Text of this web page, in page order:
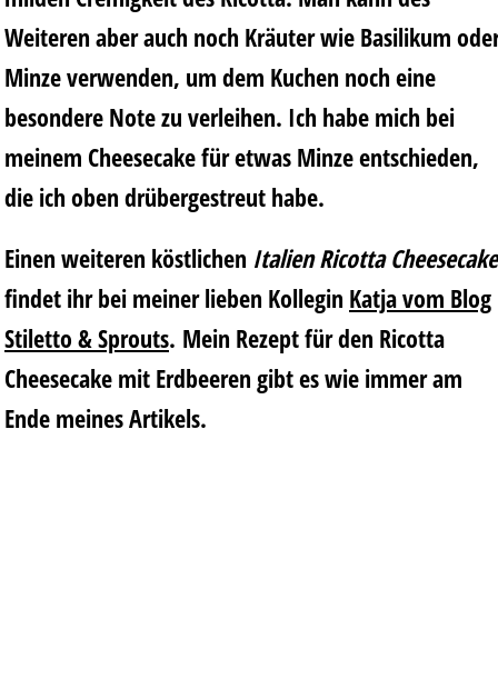
Weiteren aber auch noch Kräuter wie Basilikum
Minze verwenden, um dem Kuchen noch eine
besondere Note zu verleihen. Ich habe mich bei
meinem Cheesecake für etwas Minze entschieden,
die ich oben drübergestreut habe.
Einen weiteren köstlichen Italien Ricotta Cheesecake
findet ihr bei meiner lieben Kollegin Katja vom Blog
Stiletto & Sprouts. Mein Rezept für den Ricotta
Cheesecake mit Erdbeeren gibt es wie immer am
Ende meines Artikels.